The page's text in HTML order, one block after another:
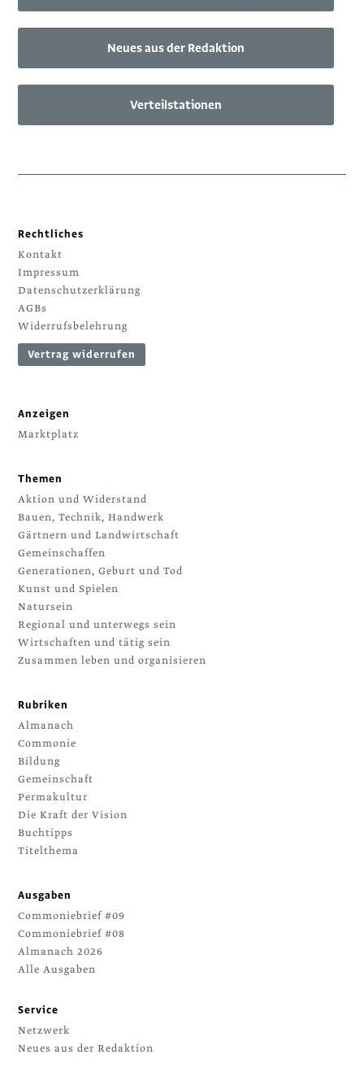
Neues aus der Redaktion
Verteilstationen
Rechtliches
Kontakt
Impressum
Datenschutzerklärung
AGBs
Widerrufsbelehrung
Vertrag widerrufen
Anzeigen
Marktplatz
Themen
Aktion und Widerstand
Bauen, Technik, Handwerk
Gärtnern und Landwirtschaft
Gemeinschaffen
Generationen, Geburt und Tod
Kunst und Spielen
Natursein
Regional und unterwegs sein
Wirtschaften und tätig sein
Zusammen leben und organisieren
Rubriken
Almanach
Commonie
Bildung
Gemeinschaft
Permakultur
Die Kraft der Vision
Buchtipps
Titelthema
Ausgaben
Commoniebrief #09
Commoniebrief #08
Almanach 2026
Alle Ausgaben
Service
Netzwerk
Neues aus der Redaktion